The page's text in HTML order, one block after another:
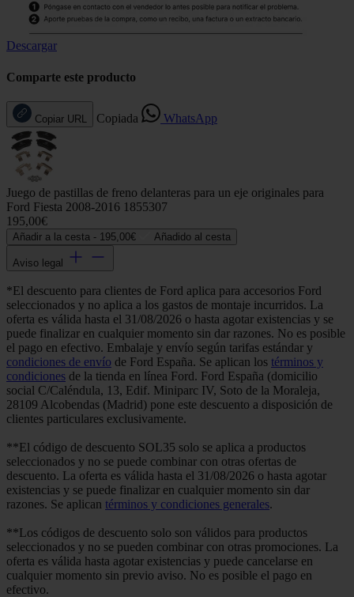
Descargar
Comparte este producto
Copiar URL Copiada WhatsApp
Juego de pastillas de freno delanteras para un eje originales para
Ford Fiesta 2008-2016 1855307
195,00€
Añadir a la cesta - 195,00€ Añadido al cesta
Aviso legal
*El descuento para clientes de Ford aplica para accesorios Ford
seleccionados y no aplica a los gastos de montaje incurridos. La
oferta es válida hasta el 31/08/2026 o hasta agotar existencias y se
puede finalizar en cualquier momento sin dar razones. No es posible
el pago en efectivo. Embalaje y envío según tarifas estándar y
condiciones de envío de Ford España. Se aplican los términos y
condiciones de la tienda en línea Ford. Ford España (domicilio
social C/Caléndula, 13, Edif. Miniparc IV, Soto de la Moraleja,
28109 Alcobendas (Madrid) pone este descuento a disposición de
clientes particulares exclusivamente.
**El código de descuento SOL35 solo se aplica a productos
seleccionados y no se puede combinar con otras ofertas de
descuento. La oferta es válida hasta el 31/08/2026 o hasta agotar
existencias y se puede finalizar en cualquier momento sin dar
razones. Se aplican términos y condiciones generales.
**Los códigos de descuento solo son válidos para productos
seleccionados y no se pueden combinar con otras promociones. La
oferta es válida hasta agotar existencias y puede cancelarse en
cualquier momento sin previo aviso. No es posible el pago en
efectivo.